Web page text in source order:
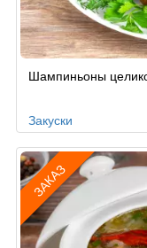
Шампиньоны
Закуски
ЗАКАЗ